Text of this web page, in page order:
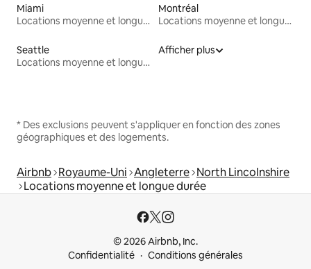
Miami
Locations moyenne et longue durée
Montréal
Locations moyenne et longue durée
Seattle
Locations moyenne et longue durée
Afficher plus
* Des exclusions peuvent s'appliquer en fonction des zones
géographiques et des logements.
Airbnb Royaume-Uni Angleterre North Lincolnshire
Locations moyenne et longue durée
© 2026 Airbnb, Inc.
Confidentialité
Conditions générales